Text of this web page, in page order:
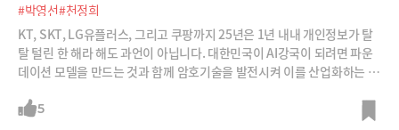
#박영선#천정희
KT, SKT, LG유플러스, 그리고 쿠팡까지 25년은 1년 내내 개인정보가 탈
탈 털린 한 해라 해도 과언이 아닙니다. 대한민국이 AI강국이 되려면 파운
데이션 모델을 만드는 것과 함께 암호기술을 발전시켜 이를 산업화하는 것
호의 세계적 권위자 천정희 서울대 교수로부터 데이터 보안 기술을 어떻게
5